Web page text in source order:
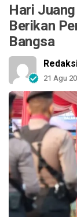
Hari
Berikan
Bangsa
21 Agu